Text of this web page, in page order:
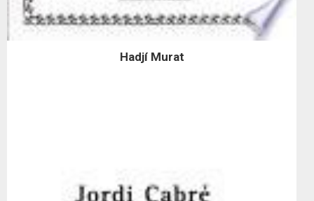
Hadjí Murat